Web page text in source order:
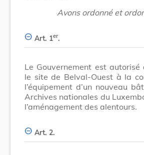
Avons ordonné et
Art. 1er.
Le Gouvernement est
le site de Belval-Ouest à la
l’équipement d’un nouveau
Archives nationales du
l’aménagement des alentours.
Art. 2.